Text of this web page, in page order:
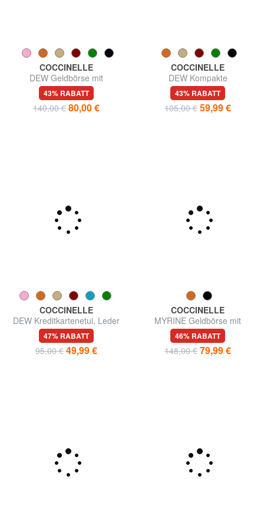
COCCINELLE
DEW Geldbörse mit
Münzfach, aus Leder
43% RABATT
140,00 € 80,00 €
COCCINELLE
DEW Kompakte
Ledergeldbörse
43% RABATT
105,00 € 59,99 €
COCCINELLE
DEW Kreditkartenetui, Leder
47% RABATT
95,00 € 49,99 €
COCCINELLE
MYRINE Geldbörse mit
Münzfach, aus Leder
46% RABATT
148,00 € 79,99 €